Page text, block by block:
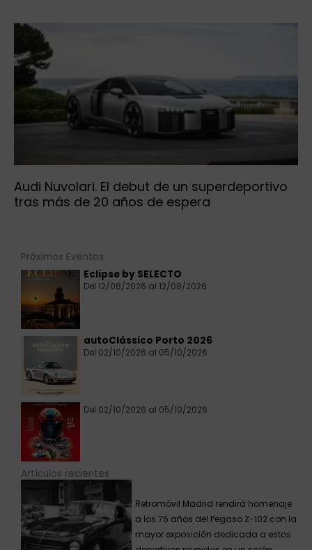
Audi Nuvolari. El debut de un superdeportivo
tras más de 20 años de espera
Próximos Eventos
Eclipse by SELECTO
Del 12/08/2026 al 12/08/2026
autoClássico Porto 2026
Del 02/10/2026 al 05/10/2026
Del 02/10/2026 al 05/10/2026
Artículos recientes
Retromóvil Madrid rendirá homenaje
a los 75 años del Pegaso Z-102 con la
mayor exposición dedicada a estos